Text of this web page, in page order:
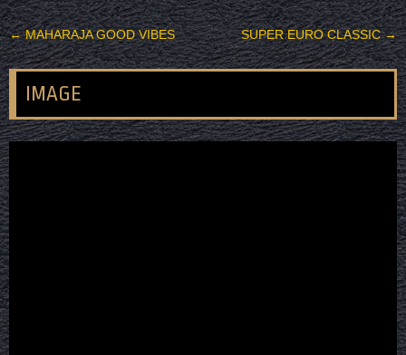
投稿ナビゲーション
←MAHARAJA GOOD VIBES SUPER EURO CLASSIC→
IMAGE